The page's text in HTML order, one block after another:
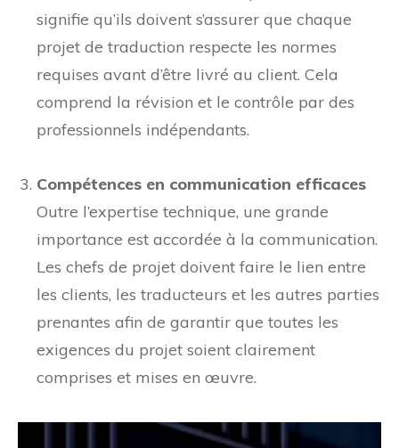
coordination de l’assurance qualité. Cela
signifie qu’ils doivent s’assurer que chaque
projet de traduction respecte les normes
requises avant d’être livré au client. Cela
comprend la révision et le contrôle par des
Compétences en communication efficaces
Outre l’expertise technique, une grande
importance est accordée à la communication.
Les chefs de projet doivent faire le lien entre
les clients, les traducteurs et les autres parties
prenantes afin de garantir que toutes les
exigences du projet soient clairement